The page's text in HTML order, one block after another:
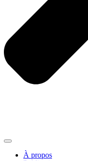
À propos